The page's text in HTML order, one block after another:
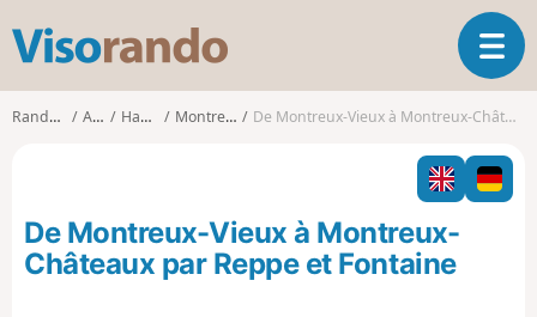
s
o
O
u
v
i
r
l
Randonnées Alsace Haut-Rhin Montreux-Vieux De Montreux-Vieux à Montreux-Châteaux par Reppe et Fontaine
De Montreux-Vieux à Montreux-
Châteaux par Reppe et Fontaine